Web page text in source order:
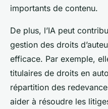
importants de contenu.
De plus, l’IA peut
gestion des droits
efficace. Par exemple,
titulaires de droits en
répartition des
aider à résoudre les